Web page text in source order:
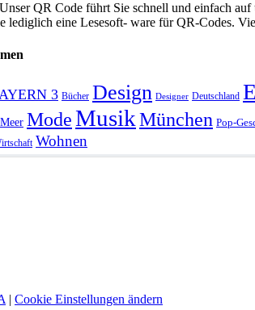
QR Code führt Sie schnell und einfach
lediglich eine Lesesoft- ware für QR-Codes.
3 Bücher Design Designer Deutschland
Meer ModeMusikMünchen Pop-
Wohnen
| Cookie Einstellungen ändern